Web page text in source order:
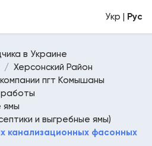
Укр | Рус
в Украине
Херсонский Район
пгт Комышаны
ямы
и выгребные ямы)
канализационных фасонных